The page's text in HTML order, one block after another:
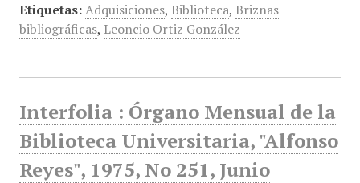
Etiquetas: Adquisiciones, Biblioteca, Briznas
bibliográficas, Leoncio Ortiz González
Interfolia : Órgano Mensual de la
Biblioteca Universitaria, "Alfonso
Reyes", 1975, No 251, Junio